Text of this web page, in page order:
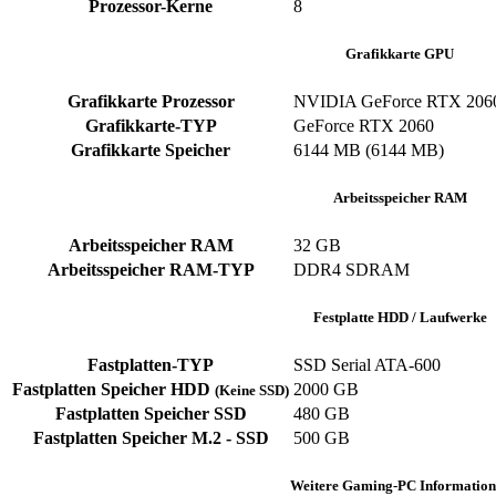
Prozessor-Kerne 8
Grafikkarte GPU
Grafikkarte Prozessor
NVIDIA GeForce RTX
Grafikkarte-TYP
GeForce RTX 2060
Grafikkarte Speicher
6144 MB (6144 MB)
Arbeitsspeicher RAM
Arbeitsspeicher RAM
32 GB
Arbeitsspeicher RAM-TYP
DDR4 SDRAM
Festplatte HDD / Laufwerke
Fastplatten-TYP
SSD Serial ATA-600
Fastplatten Speicher HDD (Keine SSD) 2000 GB
Fastplatten Speicher SSD
480 GB
Fastplatten Speicher M.2 - SSD
500 GB
Weitere Gaming-PC